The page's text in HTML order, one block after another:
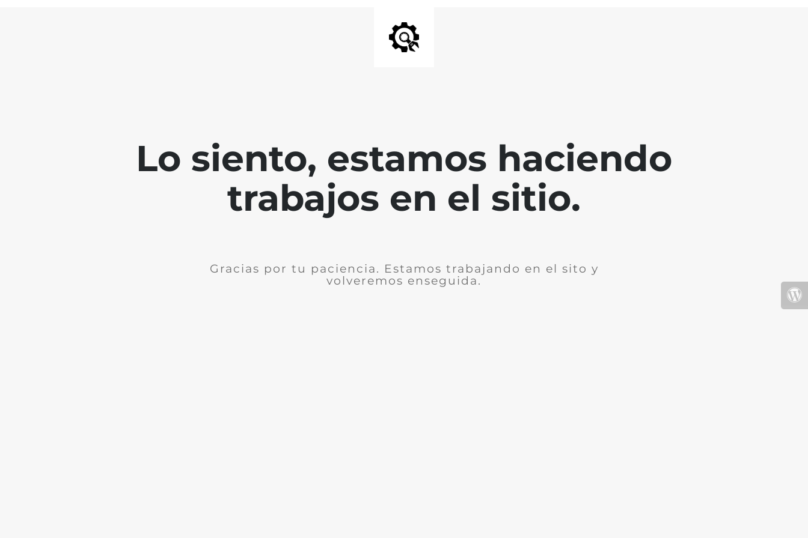
Lo siento, estamos haciendo
trabajos en el sitio.
Gracias por tu paciencia. Estamos trabajando en el sito y
volveremos enseguida.